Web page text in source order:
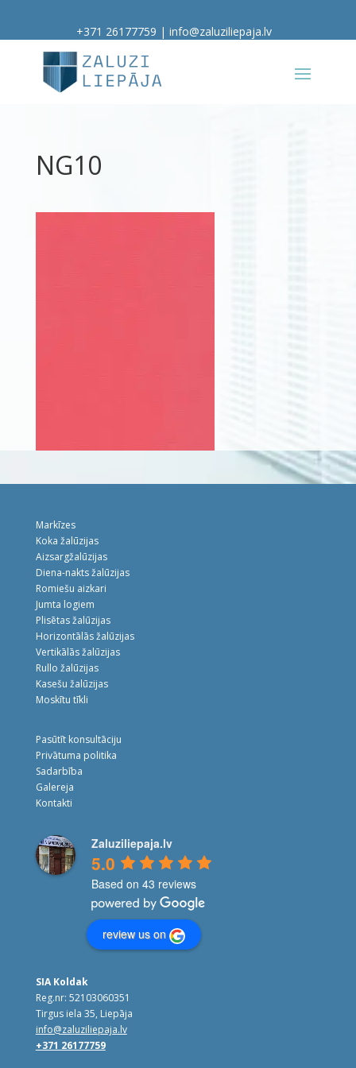
+371 26177759 | info@zaluziliepaja.lv
NG10
Markīzes
Koka žalūzijas
Aizsargžalūzijas
Diena-nakts žalūzijas
Romiešu aizkari
Jumta logiem
Plisētas žalūzijas
Horizontālās žalūzijas
Vertikālās žalūzijas
Rullo žalūzijas
Kasešu žalūzijas
Moskītu tīkli
Pasūtīt konsultāciju
Privātuma politika
Sadarbība
Galereja
Kontakti
Zaluziliepaja.lv
5.0
Based on 43 reviews
review us on
SIA Koldak
Reg.nr: 52103060351
Tirgus iela 35, Liepāja
info@zaluziliepaja.lv
+371 26177759